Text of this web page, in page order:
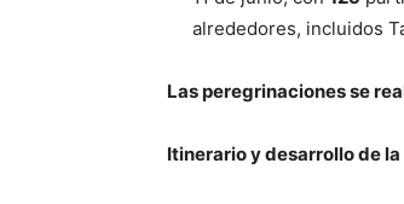
alrededores, incluidos
Las peregrinaciones se
Itinerario y desarrollo de